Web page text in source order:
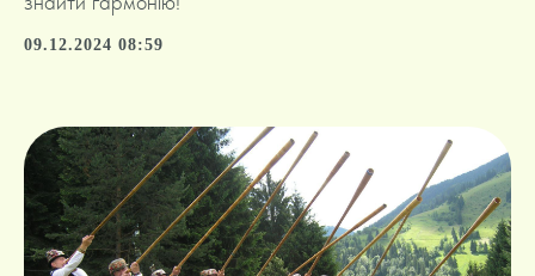
09.12.2024 08:59